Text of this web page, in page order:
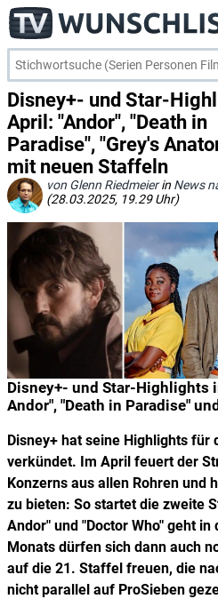
Disney+- und Star-
April: "Andor", "Death in
Paradise", "Grey's
mit neuen Staffeln
von Glenn Riedmeierin News
(28.03.2025, 19.29 Uhr)
Disney+- und Star-Highlights
Andor", "Death in Paradise"
Disney+ hat seine Highlights für
verkündet. Im April feuert der
Konzerns aus allen Rohren und
zu bieten: So startet die zweite
Andor" und "Doctor Who" geht in
Monats dürfen sich dann auch
auf die 21. Staffel freuen, die
nicht parallel auf ProSieben